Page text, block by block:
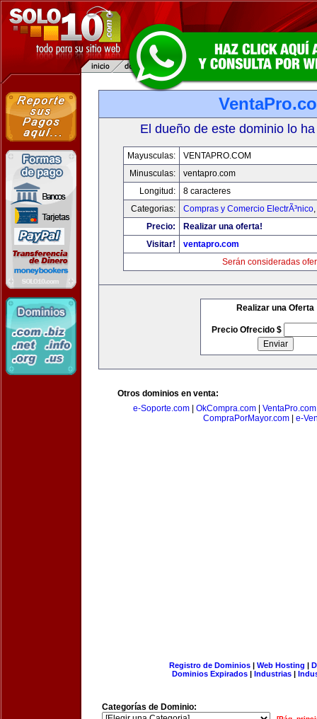
El dueño de este dominio lo
Mayusculas:
VENTAPRO.COM
Minusculas:
ventapro.com
Longitud:
8 caracteres
Categorias:
Compras y Comercio ElectrÃ³nico,
Precio:
Realizar una oferta!
Visitar!
ventapro.com
Serán consideradas
Realizar una Oferta
Precio Ofrecido $
Otros dominios en venta:
e-Soporte.com
OkCompra.com VentaPro.com
CompraPorMayor.com| e-
Registro de Dominios| Web Hosting |
Dominios Expirados | Industrias |
Categorías de Dominio: